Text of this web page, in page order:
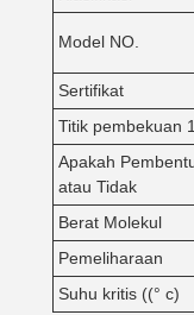
Model NO.
Sertifikat
Titik pembekuan
Apakah
atau Tidak
Berat Molekul
Pemeliharaan
Suhu kritis ((° c)